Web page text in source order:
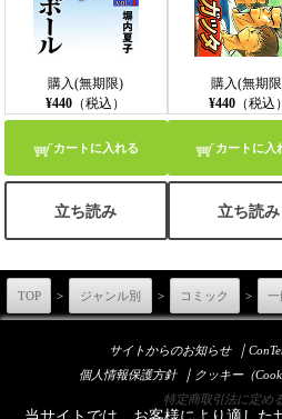
購入(無期限)
¥440 （税込）
カートに入れる
立ち読み
購入(無期
¥440（税込）
カートに入
立ち読み
TOP > ジャンル別 > コミック > 一
サイトからのお知らせ ｜
個人情報保護方針
｜ クッキー（
特定商取引法に定め